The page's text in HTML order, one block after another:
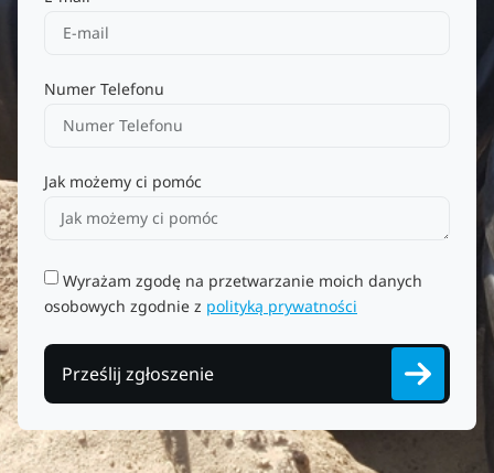
Numer Telefonu
Jak możemy ci pomóc
Wyrażam zgodę na przetwarzanie moich danych
osobowych zgodnie z polityką prywatności
Prześlij zgłoszenie